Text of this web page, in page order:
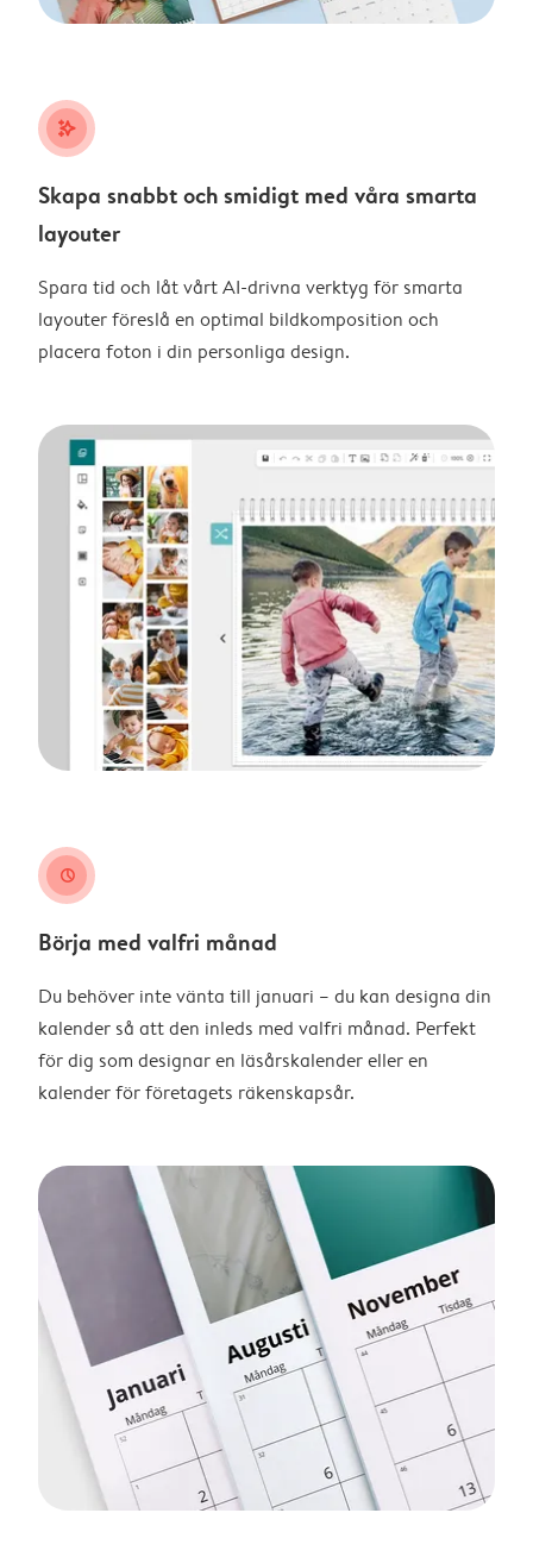
stars_plus
Skapa snabbt och smidigt med våra smarta
layouter
Spara tid och låt vårt AI-drivna verktyg för smarta
layouter föreslå en optimal bildkomposition och
placera foton i din personliga design.
clock
Börja med valfri månad
Du behöver inte vänta till januari – du kan designa din
kalender så att den inleds med valfri månad. Perfekt
för dig som designar en läsårskalender eller en
kalender för företagets räkenskapsår.